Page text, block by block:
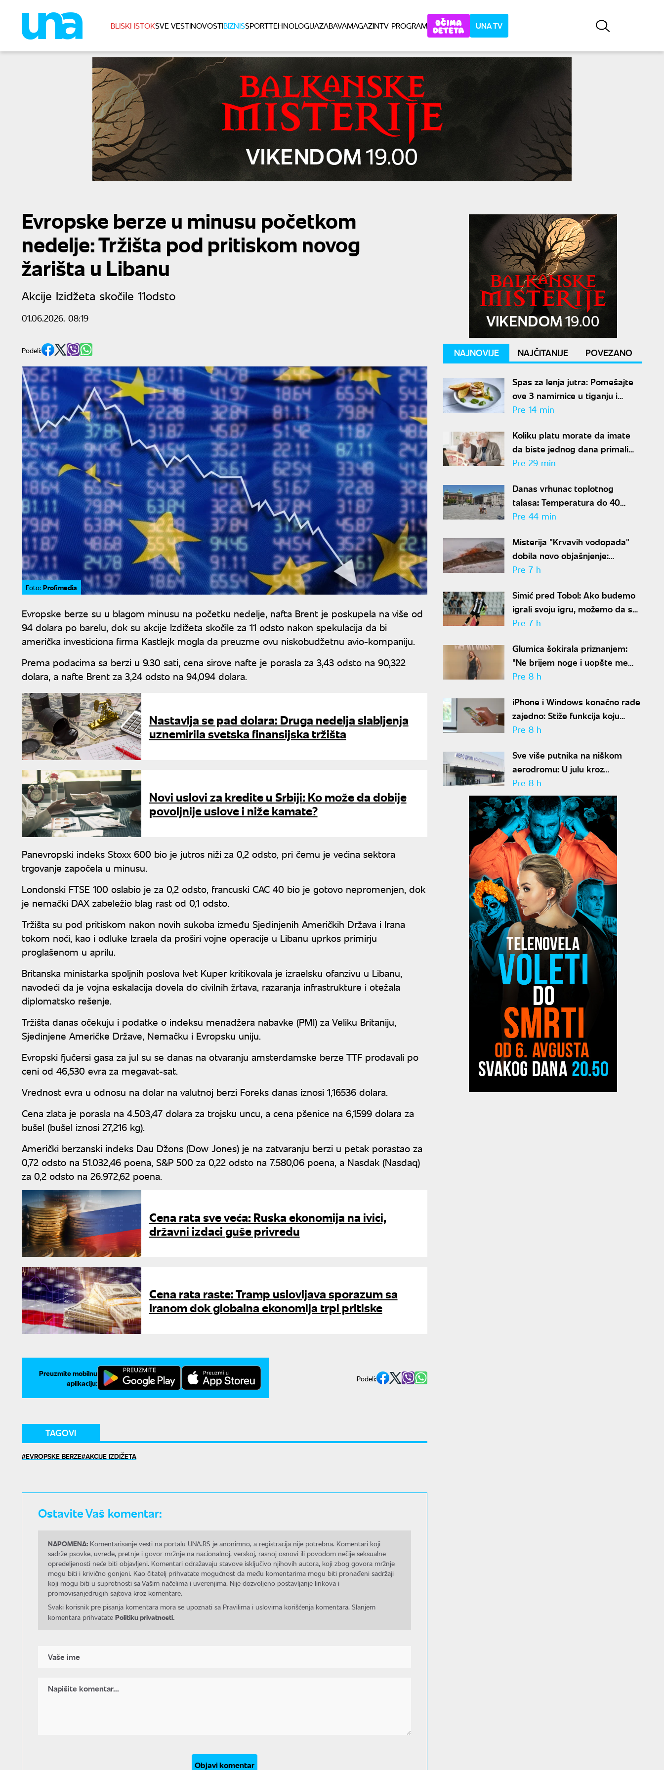
BLISKI ISTOKSVE VESTINOVOSTIBIZNISSPORTTEHNOLOGIJAZABAVAMAGAZINTV PROGRAM UNA TV
Evropske berze u minusu početkom
nedelje: Tržišta pod pritiskom novog
žarišta u Libanu
Akcije Izidžeta skočile 11odsto
01.06.2026. 08:19
Podeli:
Foto: Profimedia
Evropske berze su u blagom minusu na početku nedelje, nafta Brent je poskupela na više od
94 dolara po barelu, dok su akcije Izdižeta skočile za 11 odsto nakon spekulacija da bi
američka investiciona firma Kastlejk mogla da preuzme ovu niskobudžetnu avio-kompaniju.
Prema podacima sa berzi u 9.30 sati, cena sirove nafte je porasla za 3,43 odsto na 90,322
dolara, a nafte Brent za 3,24 odsto na 94,094 dolara.
Nastavlja se pad dolara: Druga nedelja slabljenja
uznemirila svetska finansijska tržišta
Novi uslovi za kredite u Srbiji: Ko može da dobije
povoljnije uslove i niže kamate?
Panevropski indeks Stoxx 600 bio je jutros niži za 0,2 odsto, pri čemu je većina sektora
trgovanje započela u minusu.
Londonski FTSE 100 oslabio je za 0,2 odsto, francuski CAC 40 bio je gotovo nepromenjen, dok
je nemački DAX zabeležio blag rast od 0,1 odsto.
Tržišta su pod pritiskom nakon novih sukoba između Sjedinjenih Američkih Država i Irana
tokom noći, kao i odluke Izraela da proširi vojne operacije u Libanu uprkos primirju
proglašenom u aprilu.
Britanska ministarka spoljnih poslova Ivet Kuper kritikovala je izraelsku ofanzivu u Libanu,
navodeći da je vojna eskalacija dovela do civilnih žrtava, razaranja infrastrukture i otežala
diplomatsko rešenje.
Tržišta danas očekuju i podatke o indeksu menadžera nabavke (PMI) za Veliku Britaniju,
Sjedinjene Američke Države, Nemačku i Evropsku uniju.
Evropski fjučersi gasa za jul su se danas na otvaranju amsterdamske berze TTF prodavali po
ceni od 46,530 evra za megavat-sat.
Vrednost evra u odnosu na dolar na valutnoj berzi Foreks danas iznosi 1,16536 dolara.
Cena zlata je porasla na 4.503,47 dolara za trojsku uncu, a cena pšenice na 6,1599 dolara za
bušel (bušel iznosi 27,216 kg).
Američki berzanski indeks Dau Džons (Dow Jones) je na zatvaranju berzi u petak porastao za
0,72 odsto na 51.032,46 poena, S&P 500 za 0,22 odsto na 7.580,06 poena, a Nasdak (Nasdaq)
za 0,2 odsto na 26.972,62 poena.
Cena rata sve veća: Ruska ekonomija na ivici,
državni izdaci guše privredu
Cena rata raste: Tramp uslovljava sporazum sa
Iranom dok globalna ekonomija trpi pritiske
Preuzmite mobilnu
aplikaciju:
Podeli:
TAGOVI
EVROPSKE BERZE AKCIJE IZDIŽETA
Ostavite Vaš komentar:
NAPOMENA: Komentarisanje vesti na portalu UNA.RS je anonimno, a registracija nije potrebna. Komentari koji
sadrže psovke, uvrede, pretnje i govor mržnje na nacionalnoj, verskoj, rasnoj osnovi ili povodom nečije seksualne
opredeljenosti neće biti objavljeni. Komentari odražavaju stavove isključivo njihovih autora, koji zbog govora mržnje
mogu biti i krivično gonjeni. Kao čitatelj prihvatate mogućnost da među komentarima mogu biti pronađeni sadržaji
koji mogu biti u suprotnosti sa Vašim načelima i uverenjima. Nije dozvoljeno postavljanje linkova i
promovisanjedrugih sajtova kroz komentare.
Svaki korisnik pre pisanja komentara mora se upoznati sa Pravilima i uslovima korišćenja komentara. Slanjem
komentara prihvatate Politiku privatnosti.
Objavi komentar
NAJNOVIJE NAJČITANIJE POVEZANO
Spas za lenja jutra: Pomešajte
ove 3 namirnice u tiganju i
dobićete doručak dostojan
Pre 14 min
Koliku platu morate da imate
da biste jednog dana primali
penziju od 100.000 dinara?
Pre 29 min
Danas vrhunac toplotnog
talasa: Temperatura do 40
stepeni, za vikend konačno stiže
Pre 44 min
Misterija "Krvavih vodopada"
dobila novo objašnjenje:
Otkriven drevni ekosistem na
Pre 7 h
Simić pred Tobol: Ako budemo
igrali svoju igru, možemo da se
nadamo najboljem
Pre 7 h
Glumica šokirala priznanjem:
"Ne brijem noge i uopšte me
nije sramota"
Pre 8 h
iPhone i Windows konačno rade
zajedno: Stiže funkcija koju
korisnici godinama čekaju
Pre 8 h
Sve više putnika na niškom
aerodromu: U julu kroz
"Konstantin Veliki" prošlo
gotovo 50.000 ljudi
Pre 8 h